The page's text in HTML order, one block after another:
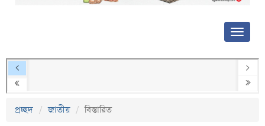
প্রচ্ছদ জাতীয় বিস্তারিত